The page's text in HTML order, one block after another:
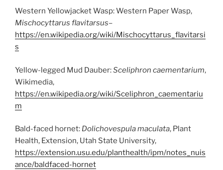
Western Yellowjacket Wasp: Western Paper Wasp,
Mischocyttarus flavitarsus–
https://en.wikipedia.org/wiki/Mischocyttarus_flavitarsi
s
Yellow-legged Mud Dauber:Sceliphron caementarium,
Wikimedia,
https://en.wikipedia.org/wiki/Sceliphron_caementariu
m
Bald-faced hornet: Dolichovespula maculata, Plant
Health, Extension, Utah State University,
https://extension.usu.edu/planthealth/ipm/notes_nuis
ance/baldfaced-hornet